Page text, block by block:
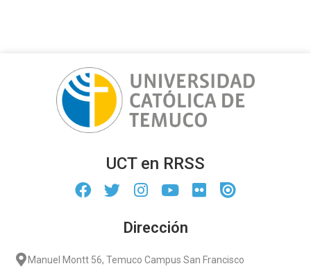
UCT en RRSS
Dirección
Manuel Montt 56, Temuco Campus San Francisco